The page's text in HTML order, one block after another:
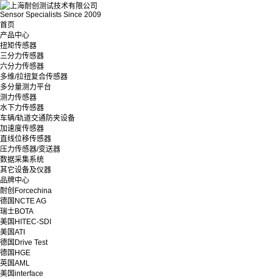
Sensor Specialists Since 2009
首页
产品中心
扭矩传感器
三分力传感器
六分力传感器
多维/拉扭复合传感器
多分量测力平台
测力传感器
水下力传感器
车辆/轨道交通防夹设备
加速度传感器
直线位移传感器
压力传感器/变送器
数据采集系统
其它设备及仪器
品牌中心
耐创Forcechina
德国NCTE AG
瑞士BOTA
美国HITEC-SDI
美国ATI
德国Drive Test
德国HGE
英国AML
美国interface